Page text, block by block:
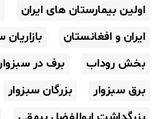
اولین بیمارستان های ایران
ایران و افغانستان
بازاریان
بخش روداب
برف در سبزوار
برق سبزوار
بزرگان سبزوار